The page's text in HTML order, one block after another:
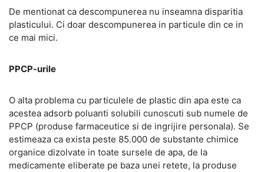
De mentionat ca descompunerea nu inseamna disparitia
plasticului. Ci doar descompunerea in particule din ce in
ce mai mici.
PPCP-urile
O alta problema cu particulele de plastic din apa este ca
acestea adsorb poluanti solubili cunoscuti sub numele de
PPCP (produse farmaceutice si de ingrijire personala). Se
estimeaza ca exista peste 85.000 de substante chimice
organice dizolvate in toate sursele de apa, de la
medicamente eliberate pe baza unei retete, la produse